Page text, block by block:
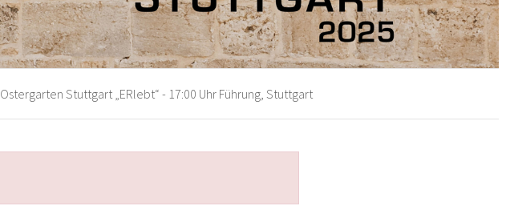
Ostergarten Stuttgart „ERlebt“ - 17:00 Uhr Führung, Stuttgart